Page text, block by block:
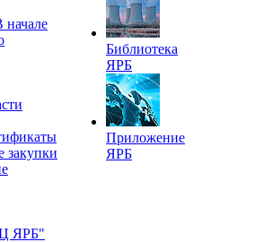
начале
закупки
ЯРБ"
Библиотека
ЯРБ
Приложение
ЯРБ